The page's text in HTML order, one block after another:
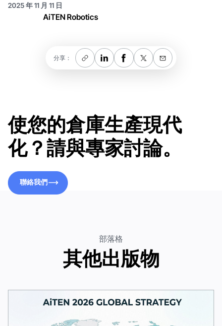
2025 年 11 月 11 日
AiTEN Robotics
分享：
使您的倉庫生產現代
化？請與專家討論。
聯絡我們
部落格
其他出版物